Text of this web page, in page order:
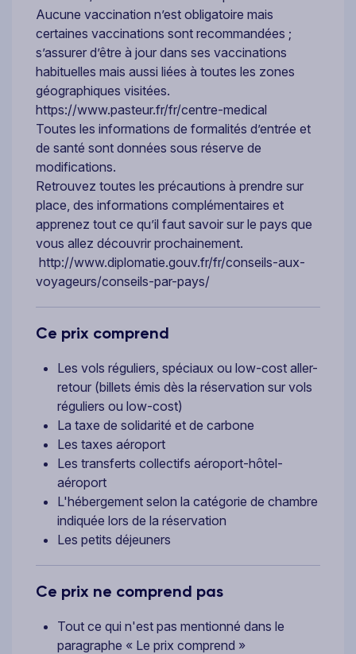
Aucune vaccination n’est obligatoire mais
certaines vaccinations sont recommandées ;
s’assurer d’être à jour dans ses vaccinations
habituelles mais aussi liées à toutes les zones
géographiques visitées.
https://www.pasteur.fr/fr/centre-medical
Toutes les informations de formalités d’entrée et
de santé sont données sous réserve de
modifications.
Retrouvez toutes les précautions à prendre sur
place, des informations complémentaires et
apprenez tout ce qu’il faut savoir sur le pays que
vous allez découvrir prochainement.
http://www.diplomatie.gouv.fr/fr/conseils-aux-
voyageurs/conseils-par-pays/
Ce prix comprend
Les vols réguliers, spéciaux ou low-cost aller-
retour (billets émis dès la réservation sur vols
réguliers ou low-cost)
La taxe de solidarité et de carbone
Les taxes aéroport
Les transferts collectifs aéroport-hôtel-
aéroport
L'hébergement selon la catégorie de chambre
indiquée lors de la réservation
Les petits déjeuners
Ce prix ne comprend pas
Tout ce qui n'est pas mentionné dans le
paragraphe « Le prix comprend »